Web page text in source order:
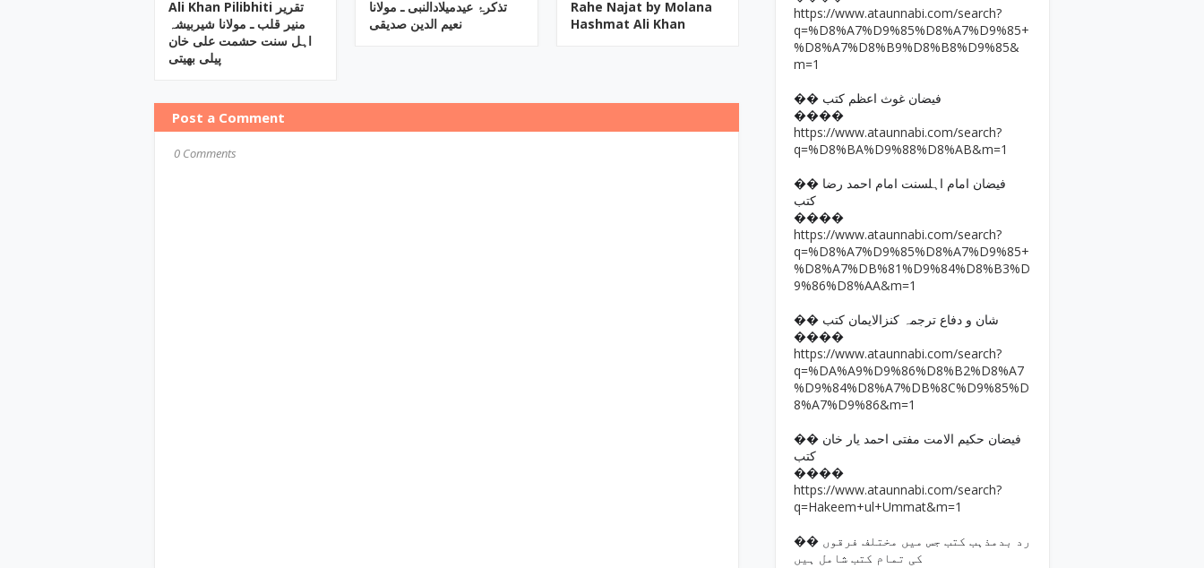
Ali Khan Pilibhiti تقریر
منیر قلب ـ مولانا شیربیشہ
اہل سنت حشمت علی خان
پیلی بھیتی
تذکرۂ عیدمیلادالنبی ـ مولانا
نعیم الدین صدیقی
Rahe Najat by Molana
Hashmat Ali Khan
Post a Comment
0 Comments
https://www.ataunnabi.com/search?
q=%D8%A7%D9%85%D8%A7%D9%85+
%D8%A7%D8%B9%D8%B8%D9%85&
m=1
�� فیضان غوث اعظم کتب
����
https://www.ataunnabi.com/search?
q=%D8%BA%D9%88%D8%AB&m=1
�� فیضان امام اہلسنت امام احمد رضا
کتب
����
https://www.ataunnabi.com/search?
q=%D8%A7%D9%85%D8%A7%D9%85+
%D8%A7%DB%81%D9%84%D8%B3%D
9%86%D8%AA&m=1
�� شان و دفاع ترجمہ کنزالایمان کتب
����
https://www.ataunnabi.com/search?
q=%DA%A9%D9%86%D8%B2%D8%A7
%D9%84%D8%A7%DB%8C%D9%85%D
8%A7%D9%86&m=1
�� فیضان حکیم الامت مفتی احمد یار خان
کتب
����
https://www.ataunnabi.com/search?
q=Hakeem+ul+Ummat&m=1
�� رد بدمذہب کتب جس میں مختلف فرقوں
کی تمام کتب شامل ہیں